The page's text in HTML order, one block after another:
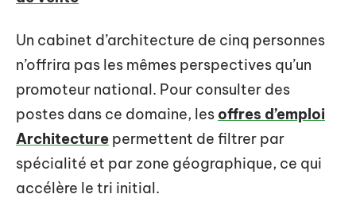
Un cabinet d’architecture de cinq personnes
n’offrira pas les mêmes perspectives qu’un
promoteur national. Pour consulter des
postes dans ce domaine, les offres d’emploi
Architecture permettent de filtrer par
spécialité et par zone géographique, ce qui
accélère le tri initial.